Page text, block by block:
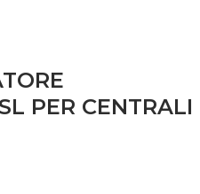
PER CENTRALI